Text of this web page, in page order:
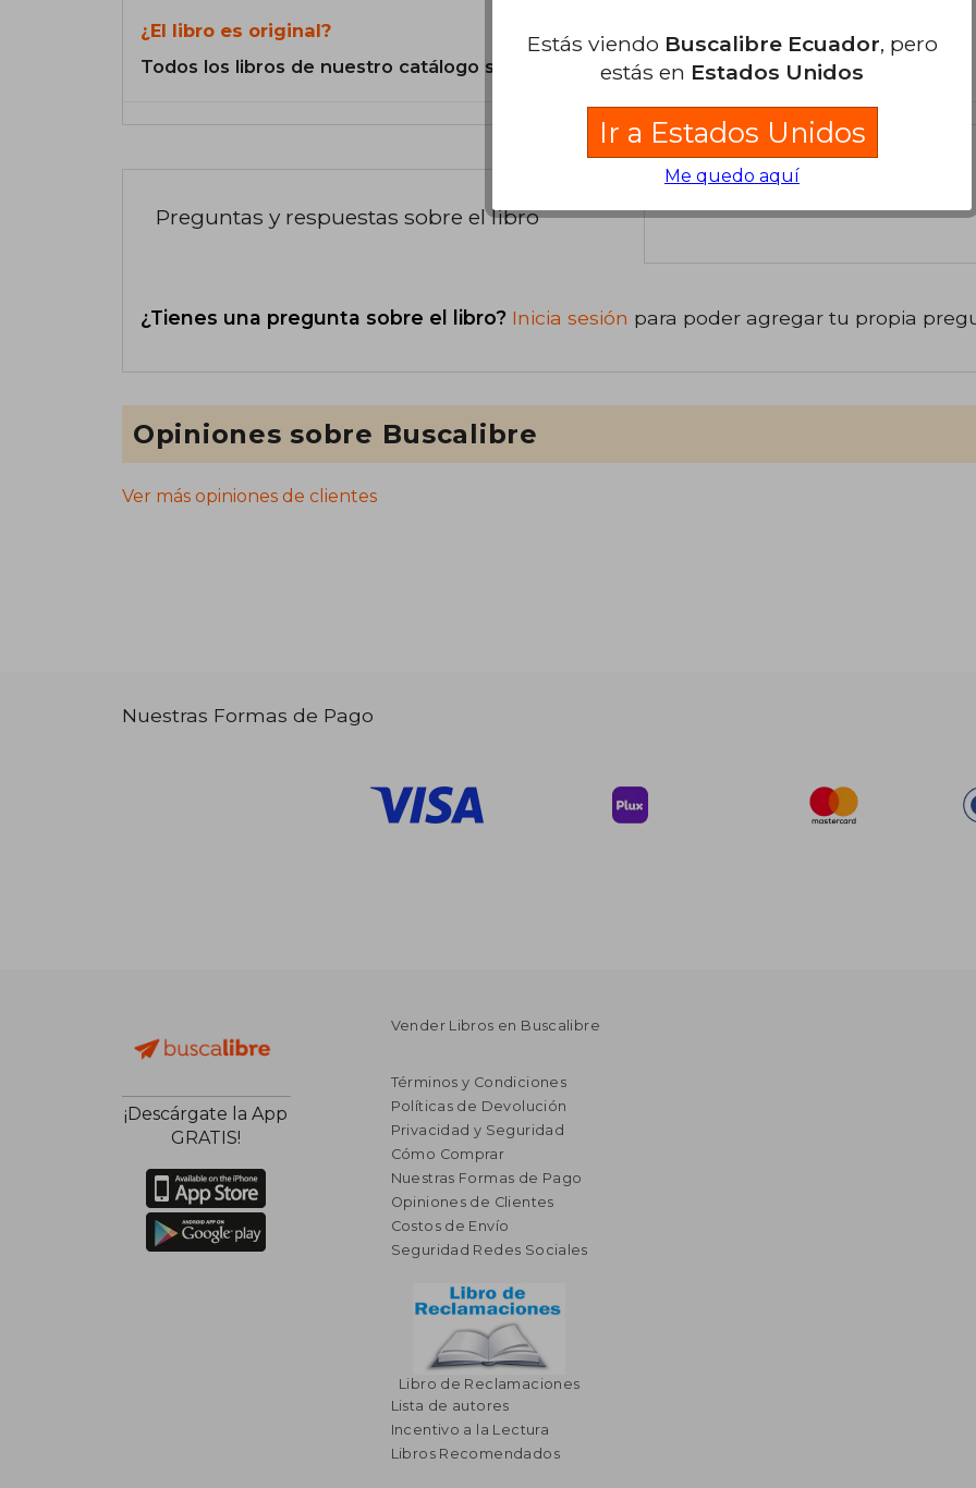
¿El libro es original?
Todos los libros de nuestro catálogo son Originales.
Preguntas y respuestas sobre el libro
¿Tienes una pregunta sobre el libro? Inicia sesión para poder agregar tu propia
Opiniones sobre Buscalibre
Ver más opiniones de clientes
Nuestras Formas de Pago
¡Descárgate la App
GRATIS!
Vender Libros en Buscalibre
Términos y Condiciones
Políticas de Devolución
Privacidad y Seguridad
Cómo Comprar
Nuestras Formas de Pago
Opiniones de Clientes
Costos de Envío
Seguridad Redes Sociales
Libro de Reclamaciones
Lista de autores
Incentivo a la Lectura
Libros Recomendados
Estás viendo Buscalibre Ecuador, pero
estás en Estados Unidos
Ir a Estados Unidos
Me quedo aquí